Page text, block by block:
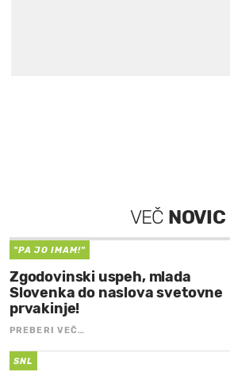
VEČ NOVIC
"PA JO IMAM!"
Zgodovinski uspeh, mlada
Slovenka do naslova svetovne
prvakinje!
PREBERI VEČ…
SNL